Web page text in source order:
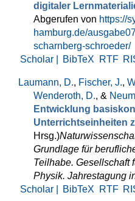
digitaler
Abgerufen von https://
hamburg.de/
scharnberg-schroeder/
Scholar |
BibTeX RTF
Laumann, D., Fischer, J.,
Wenderoth, D., &
Entwicklung
Unterrichtseinheiten
Hrsg.)
Grundlage für
Teilhabe. Gesellschaft
Physik. Jahrestagung
Scholar |
BibTeX RTF